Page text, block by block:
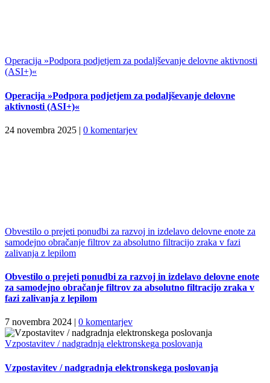
Operacija »Podpora podjetjem za podaljševanje delovne aktivnosti
(ASI+)«
Operacija »Podpora podjetjem za podaljševanje delovne
aktivnosti (ASI+)«
24 novembra 2025 | 0 komentarjev
Obvestilo o prejeti ponudbi za razvoj in izdelavo delovne enote za
samodejno obračanje filtrov za absolutno filtracijo zraka v fazi
zalivanja z lepilom
Obvestilo o prejeti ponudbi za razvoj in izdelavo delovne enote
za samodejno obračanje filtrov za absolutno filtracijo zraka v
fazi zalivanja z lepilom
7 novembra 2024 | 0 komentarjev
Vzpostavitev / nadgradnja elektronskega poslovanja
Vzpostavitev / nadgradnja elektronskega poslovanja